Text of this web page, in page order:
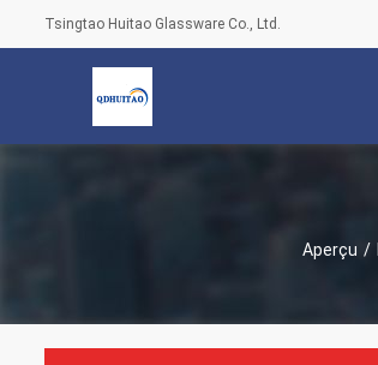
Tsingtao Huitao Glassware Co., Ltd.
Aperçu /